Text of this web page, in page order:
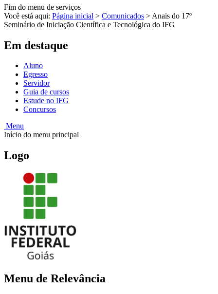
Fim do menu de serviços
Você está aqui: Página inicial > Comunicados > Anais do 17º
Seminário de Iniciação Científica e Tecnológica do IFG
Em destaque
Aluno
Egresso
Servidor
Guia de cursos
Estude no IFG
Concursos
Menu
Início do menu principal
Logo
Menu de Relevância